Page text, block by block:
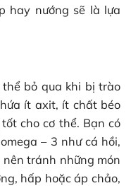
hay nướng sẽ là lựa
bỏ qua khi bị trào
ít axit, ít chất béo
cho cơ thể. Bạn có
– 3 như cá hồi,
nên tránh những món
hấp hoặc áp chảo,